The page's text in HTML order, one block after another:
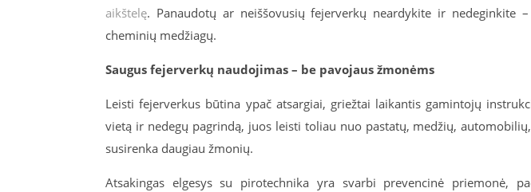
aikštelę. Panaudotų ar neiššovusių fejerverkų neardykite ir
cheminių medžiagų.
Saugus fejerverkų naudojimas – be pavojaus žmonėms
Leisti fejerverkus būtina ypač atsargiai, griežtai laikantis gamintojų
vietą ir nedegų pagrindą, juos leisti toliau nuo pastatų, medžių,
susirenka daugiau žmonių.
Atsakingas elgesys su pirotechnika yra svarbi prevencinė priemonė,